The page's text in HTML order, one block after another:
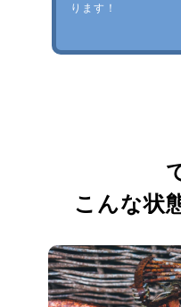
ります！
こんな状